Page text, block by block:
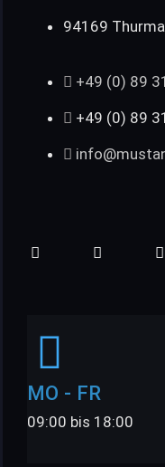
94169
+49 (0) 89
+49 (0) 89
MO - FR
09:00 bis 18:00